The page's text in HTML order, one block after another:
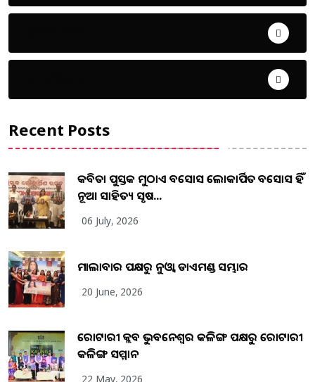
Recent Posts
କବିତା ପୁସ୍ତକ ମୁଠାଏ ଅବସୋସ ଲୋକାର୍ପିତ ଅବସୋସ ହିଁ
ନୂଆ ସାହିତ୍ୟ ସୃଷ...
06 July, 2026
ମାଲାବାର ପକ୍ଷରୁ ନୁଓ୍ବା ଡାଏମଣ୍ଡ ସମ୍ଭାର
20 June, 2026
ରୋଟାରୀ କ୍ଲବ ଭୁବନେଶ୍ୱର କଳିଙ୍ଗ ପକ୍ଷରୁ ରୋଟାରୀ
କଳିଙ୍ଗ ସମ୍ମାନ
22 May, 2026